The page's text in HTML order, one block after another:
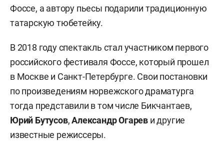
Фоссе, а автору пьесы подарили традиционную
татарскую тюбетейку.
В 2018 году спектакль стал участником первого
российского фестиваля Фоссе, который прошел
в Москве и Санкт-Петербурге. Свои постановки
по произведениям норвежского драматурга
тогда представили в том числе Бикчантаев,
Юрий Бутусов,Александр Огарев и другие
известные режиссеры.